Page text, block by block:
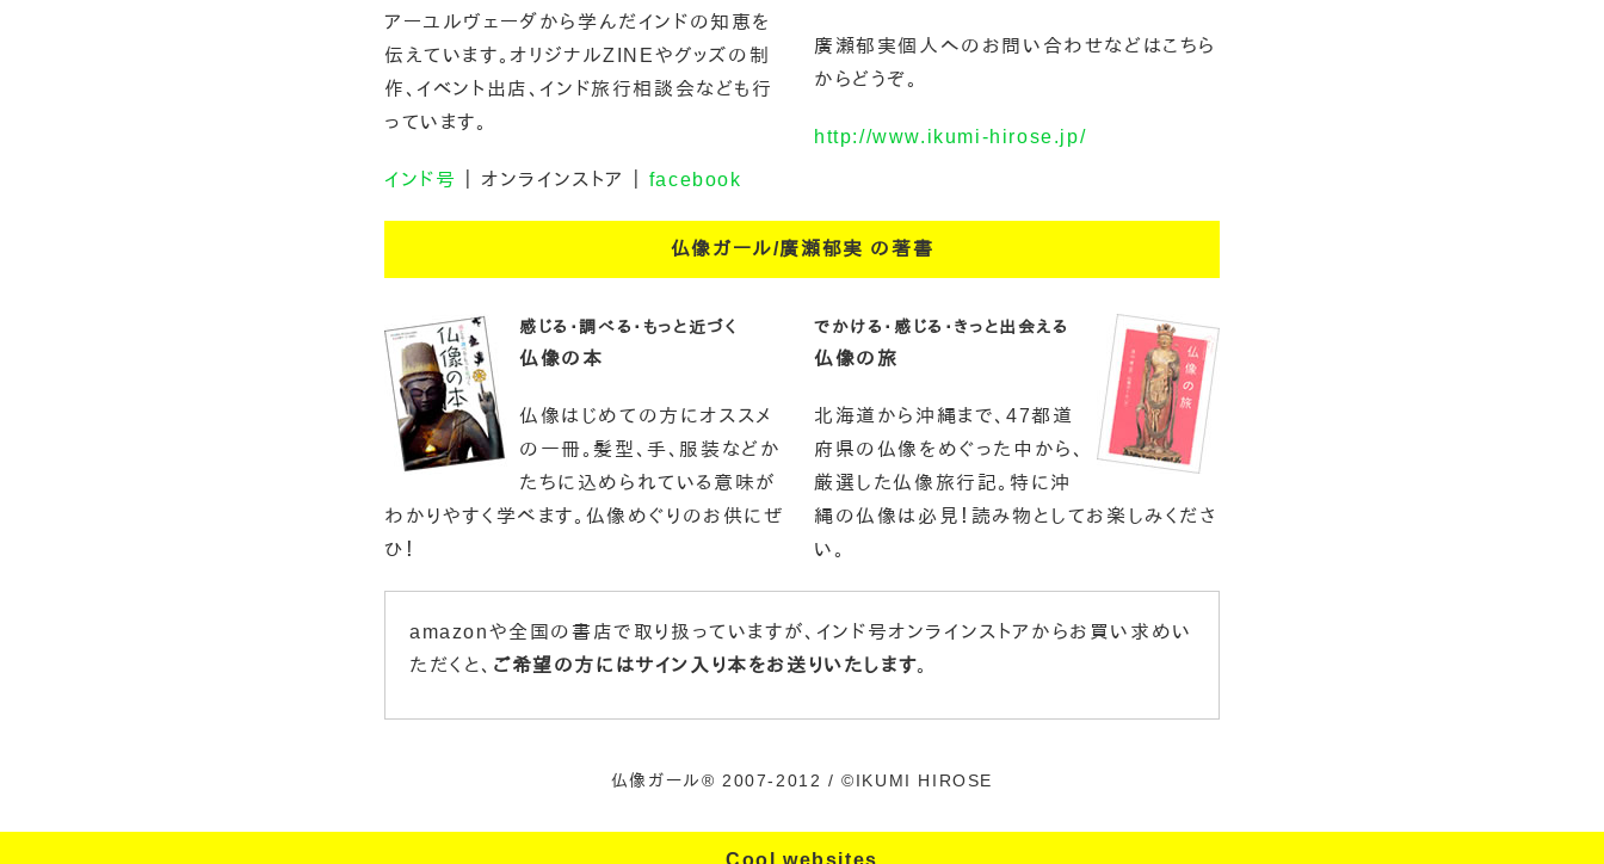
アーユルヴェーダから学んだインドの知恵を
伝えています。オリジナルZINEやグッズの制
作、イベント出店、インド旅行相談会なども行
っています。
インド号 ｜ オンラインストア ｜ facebook
廣瀬郁実個人へのお問い合わせなどはこちら
からどうぞ。
http://www.ikumi-hirose.jp/
仏像ガール/廣瀬郁実 の著書
感じる・調べる・もっと近づく
仏像の本
仏像はじめての方にオススメ
の一冊。髪型、手、服装などか
たちに込められている意味が
わかりやすく学べます。仏像めぐりのお供にぜ
ひ！
でかける・感じる・きっと出会える
仏像の旅
北海道から沖縄まで、47都道
府県の仏像をめぐった中から、
厳選した仏像旅行記。特に沖
縄の仏像は必見！読み物としてお楽しみくださ
い。
amazonや全国の書店で取り扱っていますが、インド号オンラインストアからお買い求めい
ただくと、 ご希望の方にはサイン入り本をお送りいたします。
仏像ガール® 2007-2012 / ©IKUMI HIROSE
Cool websites